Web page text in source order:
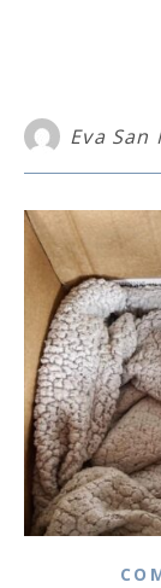
Eva